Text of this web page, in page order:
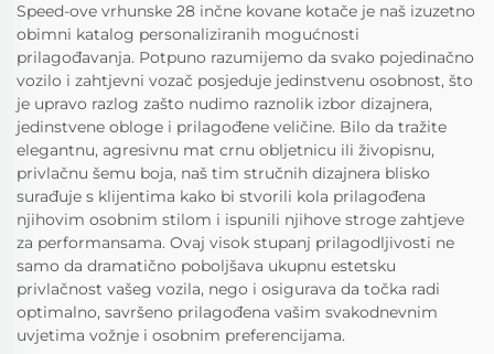
Speed-ove vrhunske 28 inčne kovane kotače je naš izuzetno
obimni katalog personaliziranih mogućnosti
prilagođavanja. Potpuno razumijemo da svako pojedinačno
vozilo i zahtjevni vozač posjeduje jedinstvenu osobnost, što
je upravo razlog zašto nudimo raznolik izbor dizajnera,
jedinstvene obloge i prilagođene veličine. Bilo da tražite
elegantnu, agresivnu mat crnu obljetnicu ili živopisnu,
privlačnu šemu boja, naš tim stručnih dizajnera blisko
surađuje s klijentima kako bi stvorili kola prilagođena
njihovim osobnim stilom i ispunili njihove stroge zahtjeve
za performansama. Ovaj visok stupanj prilagodljivosti ne
samo da dramatično poboljšava ukupnu estetsku
privlačnost vašeg vozila, nego i osigurava da točka radi
optimalno, savršeno prilagođena vašim svakodnevnim
uvjetima vožnje i osobnim preferencijama.